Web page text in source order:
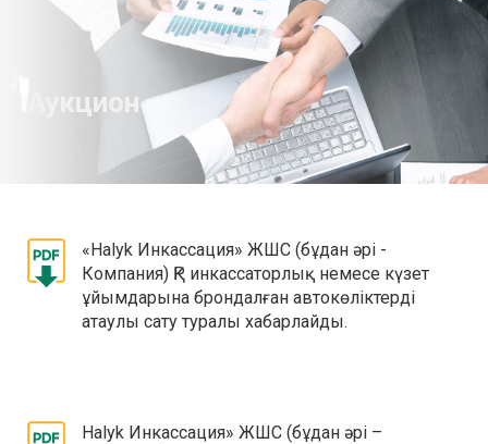
Аукцион
«Halyk Инкассация» ЖШС (бұдан әрі -
Компания) ҚР инкассаторлық немесе күзет
ұйымдарына брондалған автокөліктерді
атаулы сату туралы хабарлайды.
Halyk Инкассация» ЖШС (бұдан әрі –